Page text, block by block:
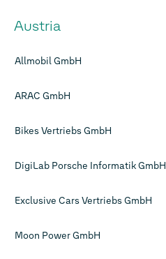
Austria
Allmobil GmbH
ARAC GmbH
Bikes Vertriebs GmbH
DigiLab Porsche Informatik GmbH
Exclusive Cars Vertriebs GmbH
Moon Power GmbH